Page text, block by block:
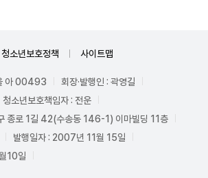
청소년보호정책 사이트맵
아 00493
회장·발행인 : 곽영길
청소년보호책임자 : 전운
종로 1길 42(수송동 146-1) 이마빌딩 11층
발행일자 : 2007년 11월 15일
10일